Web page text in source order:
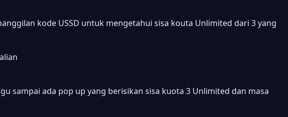
kode USSD untuk mengetahui sisa kouta Unlimited dari 3 yang
sampai ada pop up yang berisikan sisa kuota 3 Unlimited dan masa